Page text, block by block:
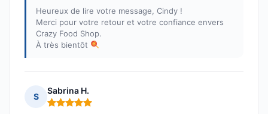
Heureux de lire votre message, Cindy !
Merci pour votre retour et votre confiance envers
Crazy Food Shop.
À très bientôt
S
Sabrina H.
Note : 5 sur 5